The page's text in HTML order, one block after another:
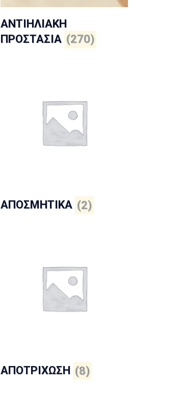
ΑΝΤΙΗΛΙΑΚΗ
ΠΡΟΣΤΑΣΙΑ (270)
ΑΠΟΣΜΗΤΙΚΑ (2)
ΑΠΟΤΡΙΧΩΣΗ (8)